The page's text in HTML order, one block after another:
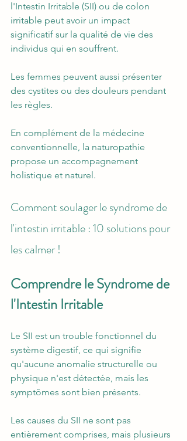
l'Intestin Irritable (SII) ou de colon
irritable peut avoir un impact
significatif sur la qualité de vie des
individus qui en souffrent.
Les femmes peuvent aussi présenter
des cystites ou des douleurs pendant
les règles.
En complément de la médecine
conventionnelle, la naturopathie
propose un accompagnement
holistique et naturel.
Comment soulager le syndrome de
l'intestin irritable : 10 solutions pour
les calmer !
Comprendre le Syndrome de
l'Intestin Irritable
Le SII est un trouble fonctionnel du
système digestif, ce qui signifie
qu'aucune anomalie structurelle ou
physique n'est détectée, mais les
symptômes sont bien présents.
Les causes du SII ne sont pas
entièrement comprises, mais plusieurs